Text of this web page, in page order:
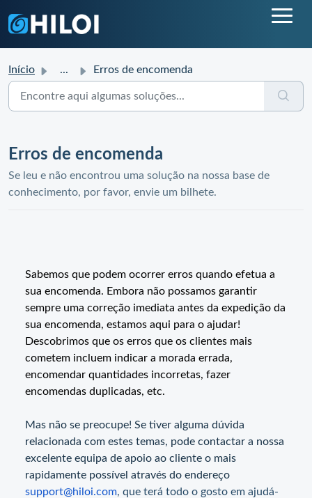
Início ... Erros de encomenda
Erros de encomenda
Se leu e não encontrou uma solução na nossa base de
conhecimento, por favor, envie um bilhete.
Sabemos que podem ocorrer erros quando efetua a
sua encomenda. Embora não possamos garantir
sempre uma correção imediata antes da expedição da
sua encomenda, estamos aqui para o ajudar!
Descobrimos que os erros que os clientes mais
cometem incluem indicar a morada errada,
encomendar quantidades incorretas, fazer
encomendas duplicadas, etc.
Mas não se preocupe! Se tiver alguma dúvida
relacionada com estes temas, pode contactar a nossa
excelente equipa de apoio ao cliente o mais
rapidamente possível através do endereço
support@hiloi.com, que terá todo o gosto em ajudá-